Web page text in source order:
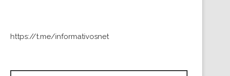
https://t.me/informativosnet